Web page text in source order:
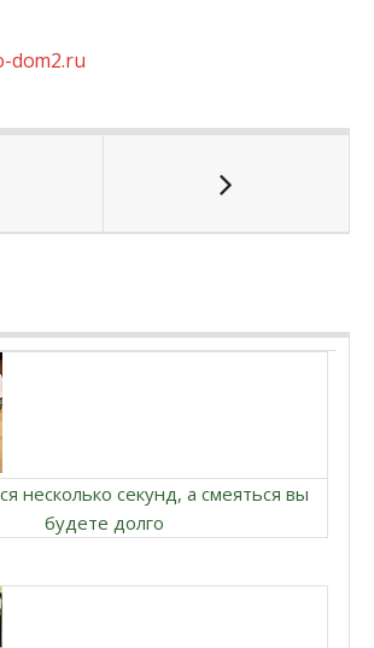
dom2.ru
несколько секунд, а смеяться вы
будете долго